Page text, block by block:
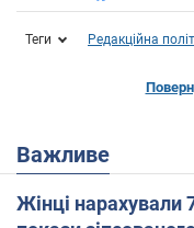
Теги Редакційна
Важливе
Жінці нарахували